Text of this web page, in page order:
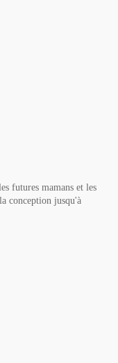
futures mamans et les
conception jusqu'à